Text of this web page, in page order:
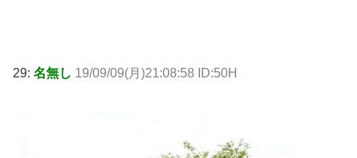
29: 名無し 19/09/09(月)21:08:58 ID:50H